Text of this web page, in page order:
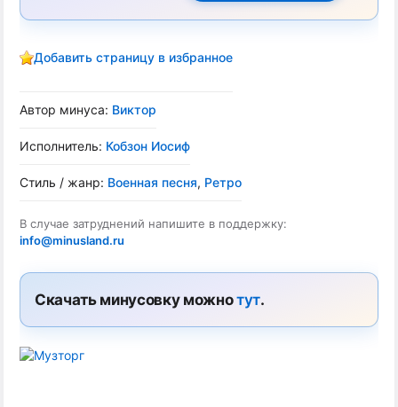
Добавить страницу в избранное
Автор минуса: Виктор
Исполнитель: Кобзон Иосиф
Стиль / жанр: Военная песня, Ретро
В случае затруднений напишите в поддержку:
info@minusland.ru
Скачать минусовку можнотут.